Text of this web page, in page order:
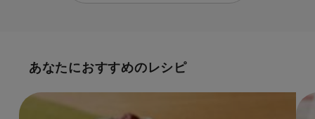
あなたにおすすめのレシピ